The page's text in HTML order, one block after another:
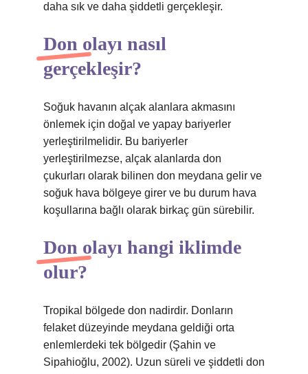
daha sık ve daha şiddetli gerçekleşir.
Don olayı nasıl
gerçekleşir?
Soğuk havanın alçak alanlara akmasını
önlemek için doğal ve yapay bariyerler
yerleştirilmelidir. Bu bariyerler
yerleştirilmezse, alçak alanlarda don
çukurları olarak bilinen don meydana gelir ve
soğuk hava bölgeye girer ve bu durum hava
koşullarına bağlı olarak birkaç gün sürebilir.
Don olayı hangi iklimde
olur?
Tropikal bölgede don nadirdir. Donların
felaket düzeyinde meydana geldiği orta
enlemlerdeki tek bölgedir (Şahin ve
Sipahioğlu, 2002). Uzun süreli ve şiddetli don